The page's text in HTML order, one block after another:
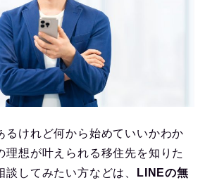
るけれど何から始めていいかわか
理想が叶えられる移住先を知りた
してみたい方などは、
LINEの無